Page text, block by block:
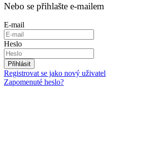
Nebo se přihlašte e-mailem
E-mail
Heslo
Přihlásit
Registrovat se jako nový uživatel
Zapomenuté heslo?